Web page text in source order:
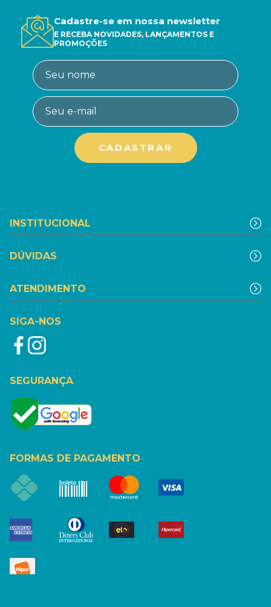
Cadastre-se em nossa newsletter
E RECEBA NOVIDADES, LANÇAMENTOS E
PROMOÇÕES
INSTITUCIONAL
DÚVIDAS
ATENDIMENTO
SIGA-NOS
SEGURANÇA
FORMAS DE PAGAMENTO